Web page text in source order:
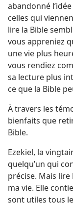
abandonné
celles qui
lire la Bible
vous appreniez
une vie plus
vous rendiez
sa lecture plus
ce que la Bible
À travers les
bienfaits que
Bible.
Ezekiel, la
quelqu’un qui
précise. Mais lire
ma vie. Elle
sont utiles tous